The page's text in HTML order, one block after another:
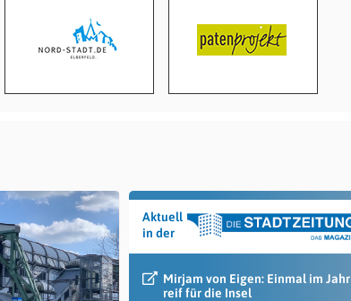
Aktuell
in der
Mirjam von Eigen: Einmal im Jahr
reif für die Insel